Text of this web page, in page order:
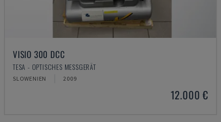
VISIO 300 DCC
TESA - OPTISCHES MESSGERÄT
SLOWENIEN 2009
12.000 €